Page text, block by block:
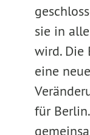
sie in
wird. Die
eine
für